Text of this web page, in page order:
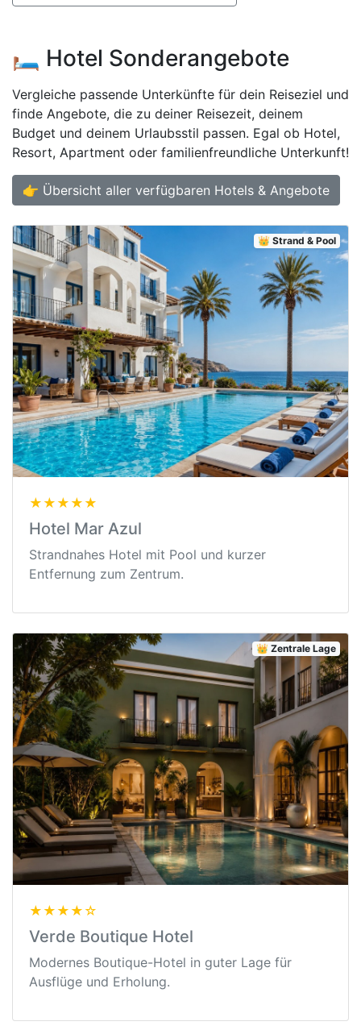
🛏️ Hotel Sonderangebote
Vergleiche passende Unterkünfte für dein Reiseziel und
finde Angebote, die zu deiner Reisezeit, deinem
Budget und deinem Urlaubsstil passen. Egal ob Hotel,
Resort, Apartment oder familienfreundliche Unterkunft!
👉 Übersicht aller verfügbaren Hotels & Angebote
👑 Strand & Pool
★★★★★
Hotel Mar Azul
Strandnahes Hotel mit Pool und kurzer
Entfernung zum Zentrum.
👑 Zentrale Lage
★★★★☆
Verde Boutique Hotel
Modernes Boutique-Hotel in guter Lage für
Ausflüge und Erholung.